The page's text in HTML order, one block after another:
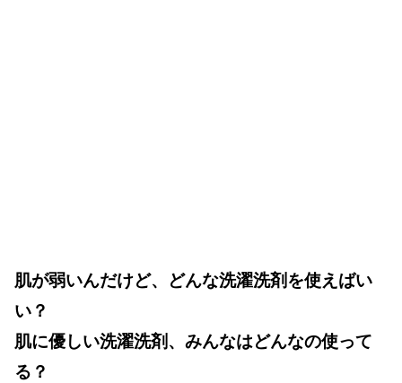
肌が弱いんだけど、どんな洗濯洗剤を使えばい
い？
肌に優しい洗濯洗剤、みんなはどんなの使って
る？